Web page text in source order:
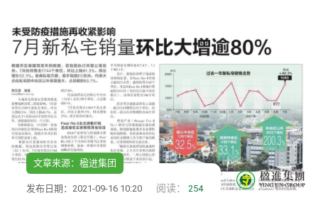
文章来源：楹进集团
发布日期：2021-09-16 10:20 阅读： 254